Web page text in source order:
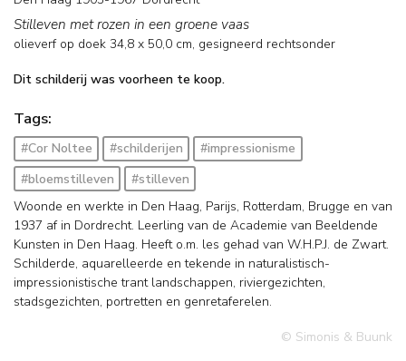
Stilleven met rozen in een groene vaas
olieverf op doek 34,8 x 50,0 cm, gesigneerd rechtsonder
Dit schilderij was voorheen te koop.
Tags:
#Cor Noltee #schilderijen
#impressionisme
#bloemstilleven
#stilleven
Woonde en werkte in Den Haag, Parijs, Rotterdam, Brugge en van
1937 af in Dordrecht. Leerling van de Academie van Beeldende
Kunsten in Den Haag. Heeft o.m. les gehad van W.H.P.J. de Zwart.
Schilderde, aquarelleerde en tekende in naturalistisch-
impressionistische trant landschappen, riviergezichten,
stadsgezichten, portretten en genretaferelen.
© Simonis & Buunk